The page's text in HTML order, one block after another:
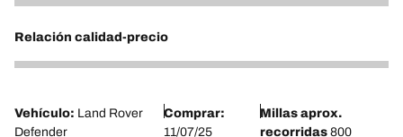
4
Relación calidad-precio
4
Vehículo: Land Rover
Defender
Comprar:
11/07/25
Millas aprox.
recorridas800